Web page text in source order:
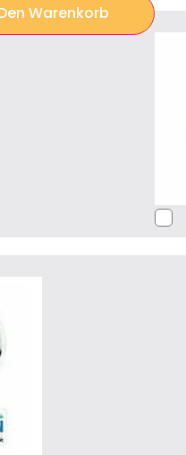
Warenkorb